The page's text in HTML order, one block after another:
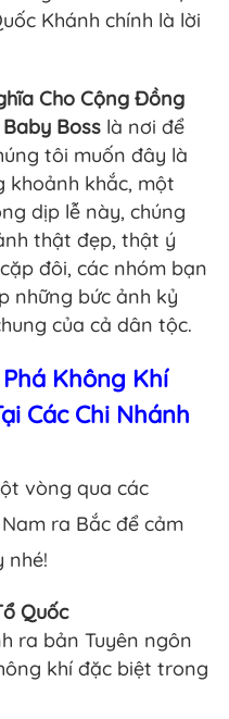
Khánh chính là lời
Cho Cộng Đồng
Baby Boss là nơi để
tôi muốn đây là
khoảnh khắc, một
dịp lễ này, chúng
thật đẹp, thật ý
đôi, các nhóm bạn
những bức ảnh kỷ
của cả dân tộc.
Không Khí
Các Chi Nhánh
vòng qua các
ra Bắc để cảm
nhé!
Quốc
ra bản Tuyên ngôn
khí đặc biệt trong